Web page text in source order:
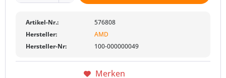
Artikel-Nr.:
576808
Hersteller:
AMD
Hersteller-Nr:
100-000000049
Merken